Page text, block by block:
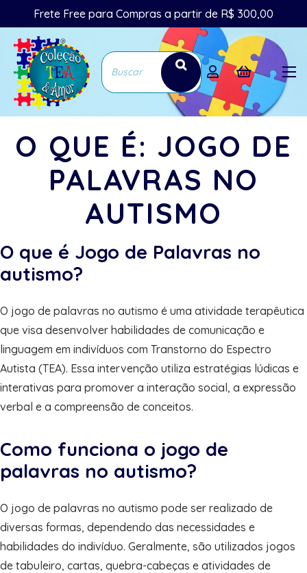
Frete Free para Compras a partir de R$ 300,00
O QUE É: JOGO DE
PALAVRAS NO
AUTISMO
O que é Jogo de Palavras no
autismo?
O jogo de palavras no autismo é uma atividade terapêutica
que visa desenvolver habilidades de comunicação e
linguagem em indivíduos com Transtorno do Espectro
Autista (TEA). Essa intervenção utiliza estratégias lúdicas e
interativas para promover a interação social, a expressão
verbal e a compreensão de conceitos.
Como funciona o jogo de
palavras no autismo?
O jogo de palavras no autismo pode ser realizado de
diversas formas, dependendo das necessidades e
habilidades do indivíduo. Geralmente, são utilizados jogos
de tabuleiro, cartas, quebra-cabeças e atividades de